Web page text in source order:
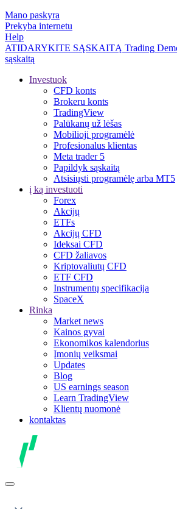
Mano paskyra
Prekyba internetu
Help
ATIDARYKITE SĄSKAITĄ Trading
sąskaitą
Investuok
CFD konts
Brokeru konts
TradingView
Palūkanų už lėšas
Mobilioji programėlė
Profesionalus klientas
Meta trader 5
Papildyk sąskaitą
Atsisiųsti programėlę arba MT5
į ką investuoti
Forex
Akcijų
ETFs
Akcijų CFD
Ideksai CFD
CFD žaliavos
Kriptovaliutų CFD
ETF CFD
Instrumentų specifikacija
SpaceX
Rinka
Market news
Kainos gyvai
Ekonomikos kalendorius
Įmonių veiksmai
Updates
Blog
US earnings season
Learn TradingView
Klientų nuomonė
kontaktas